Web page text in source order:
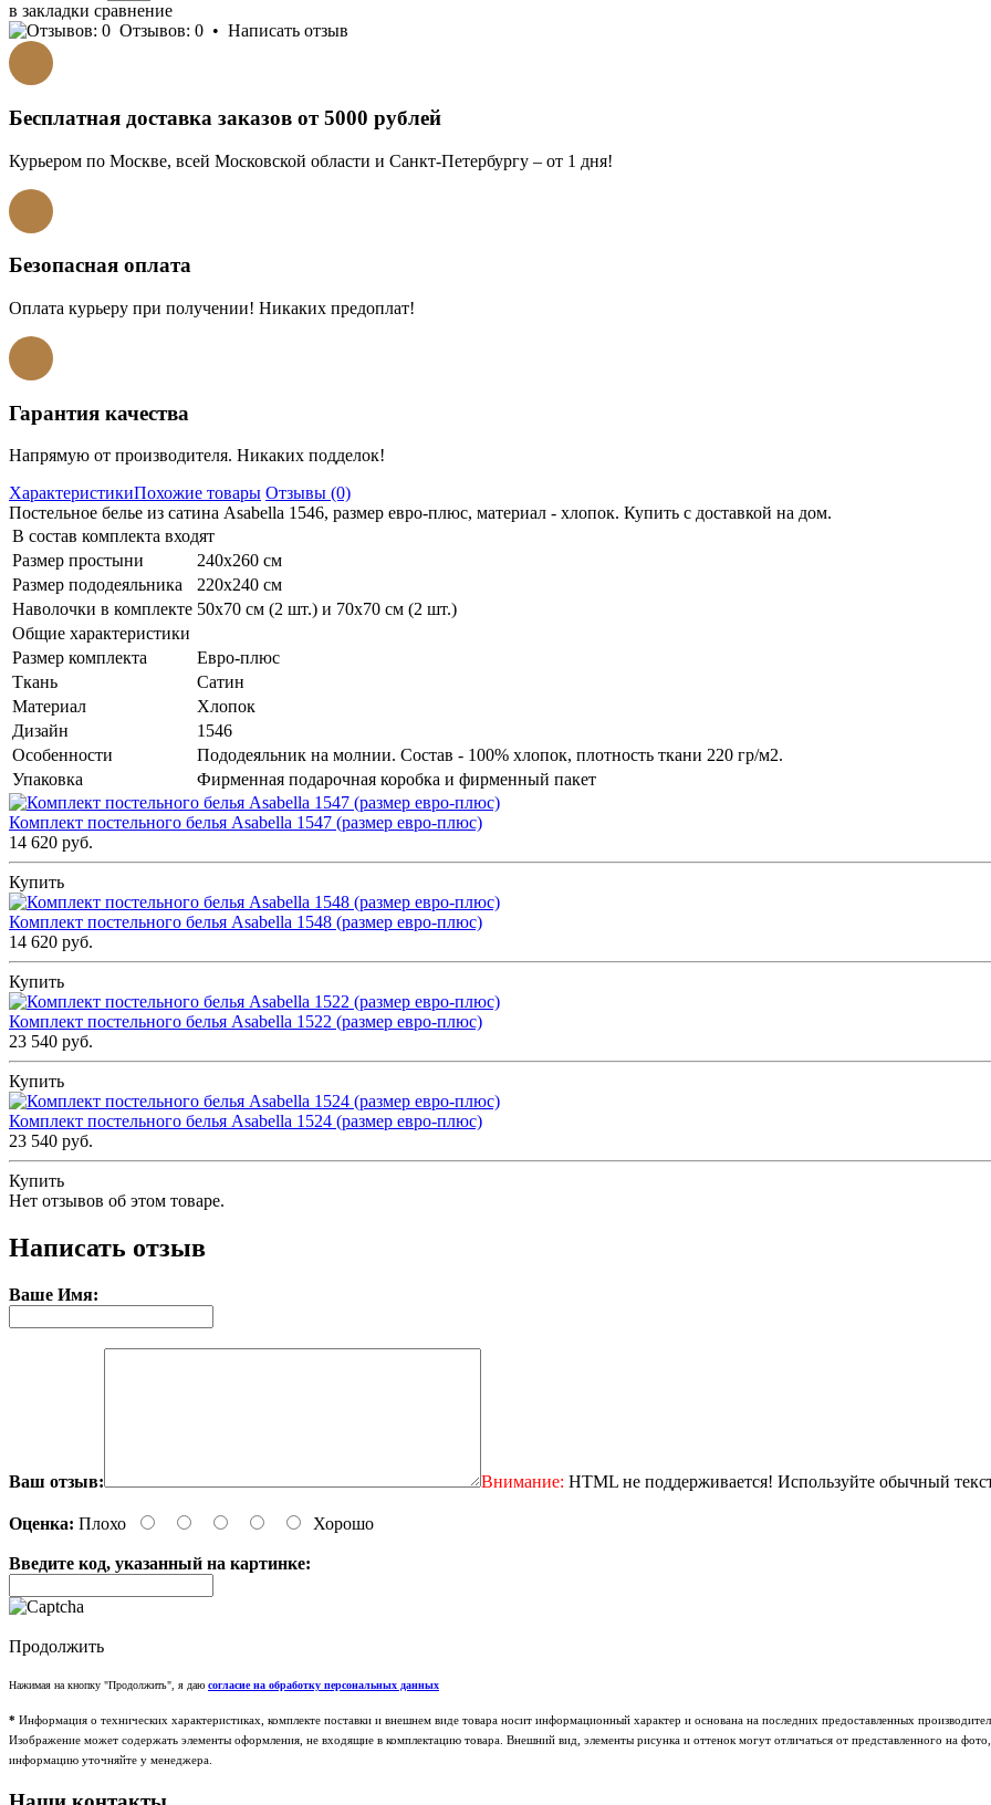
в закладки сравнение
Отзывов: 0 • Написать отзыв
Бесплатная доставка заказов от 5000 рублей
Курьером по Москве, всей Московской области и Санкт-Петербургу – от 1 дня!
Безопасная оплата
Оплата курьеру при получении! Никаких предоплат!
Гарантия качества
Напрямую от производителя. Никаких подделок!
ХарактеристикиПохожие товары Отзывы (0)
Постельное белье из сатина Asabella 1546, размер евро-плюс, материал - хлопок. Купить с доставкой на дом.
В состав комплекта входят
Размер простыни
240х260 см
Размер пододеяльника
220х240 см
Наволочки в комплекте 50х70 см (2 шт.) и 70х70 см (2 шт.)
Общие характеристики
Размер комплекта
Евро-плюс
Ткань
Сатин
Материал
Хлопок
Дизайн
1546
Особенности
Пододеяльник на молнии. Состав - 100% хлопок, плотность ткани 220 гр/м2.
Упаковка
Фирменная подарочная коробка и фирменный пакет
Комплект постельного белья Asabella 1547 (размер евро-плюс)
14 620 руб.
Купить
Комплект постельного белья Asabella 1548 (размер евро-плюс)
14 620 руб.
Купить
Комплект постельного белья Asabella 1522 (размер евро-плюс)
23 540 руб.
Купить
Комплект постельного белья Asabella 1524 (размер евро-плюс)
23 540 руб.
Купить
Нет отзывов об этом товаре.
Написать отзыв
Ваше Имя:
Ваш отзыв: Внимание: HTML не поддерживается! Используйте обычный
Оценка: Плохо Хорошо
Введите код, указанный на картинке:
Продолжить
Нажимая на кнопку "Продолжить", я даю согласие на обработку персональных данных
* Информация о технических характеристиках, комплекте поставки и внешнем виде товара носит информационный характер и основана на последних предоставленных
Изображение может содержать элементы оформления, не входящие в комплектацию товара. Внешний вид, элементы рисунка и оттенок могут отличаться от представленного на
информацию уточняйте у менеджера.